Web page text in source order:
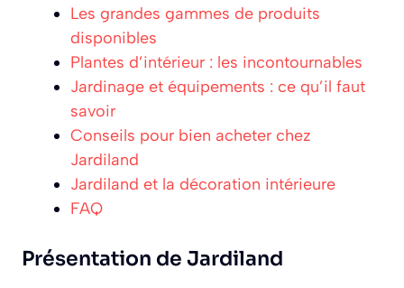
Les grandes gammes de produits
disponibles
Plantes d’intérieur : les incontournables
Jardinage et équipements : ce qu’il faut
savoir
Conseils pour bien acheter chez
Jardiland
Jardiland et la décoration intérieure
FAQ
Présentation de Jardiland